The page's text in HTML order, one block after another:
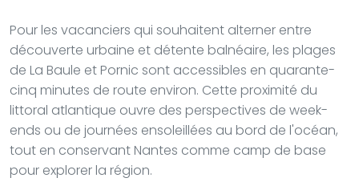
Pour les vacanciers qui souhaitent alterner entre
découverte urbaine et détente balnéaire, les plages
de La Baule et Pornic sont accessibles en quarante-
cinq minutes de route environ. Cette proximité du
littoral atlantique ouvre des perspectives de week-
ends ou de journées ensoleillées au bord de l'océan,
tout en conservant Nantes comme camp de base
pour explorer la région.